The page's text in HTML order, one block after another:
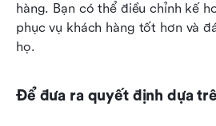
hàng. Bạn có thể điều chỉnh kế
phục vụ khách hàng tốt hơn và
họ.
Để đưa ra quyết định dựa